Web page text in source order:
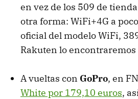
en vez de los 509 de
otra forma: WiFi+4G a
oficial del modelo WiFi,
Rakuten lo encontraremos
A vueltas con GoPro, en
White por 179,10 euros,